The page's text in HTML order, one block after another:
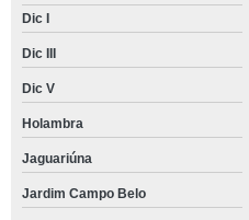
Dic I
Dic III
Dic V
Holambra
Jaguariúna
Jardim Campo Belo